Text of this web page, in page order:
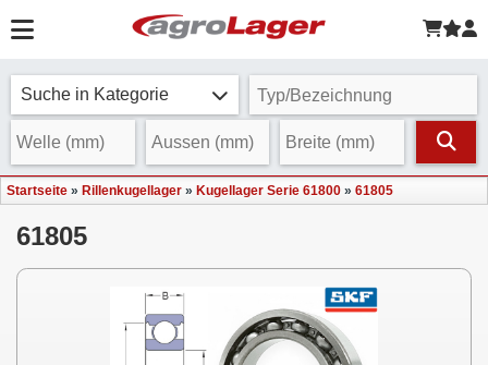
Suche in Kategorie
Startseite » Rillenkugellager » Kugellager Serie 61800 » 61805
61805